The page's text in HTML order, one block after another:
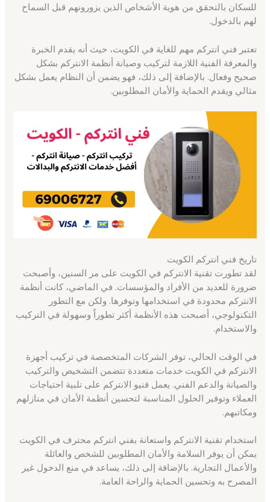
للسكان بالتحقق من هوية الأشخاص الذين يزورونهم قبل السماح
لهم بالدخول.
تعتبر فني انتركم مهم للغاية في الكويت، حيث أنه يقدم الخبرة
والمعرفة الفنية اللازمة لتركيب وصيانة أنظمة الانتركم بشكل
صحيح وفعال. بالإضافة إلى ذلك، فهو يضمن أن النظام يعمل بشكل
مثالي ويقدم الحماية والأمان المطلوبين.
تاريخ فني انتركم الكويت
لقد تطورت تقنية الانتركم في الكويت على مر السنين، وأصبحت
ضرورة للعديد من الأفراد والمؤسسات. في الماضي، كانت أنظمة
الانتركم محدودة في استخدامها وتوفرها. ولكن مع التطور
التكنولوجي، أصبحت هذه الأنظمة أكثر تطوراً وسهولة في التركيب
والاستخدام.
في الوقت الحالي، توفر الشركات المتخصصة في تركيب أجهزة
الانتركم في الكويت خدمات متعددة تتضمن التشخيص والتركيب
والصيانة والدعم الفني. يعمل فنيو الانتركم على تلبية احتياجات
العملاء وتوفير الحلول المناسبة لتحسين أنظمة الأمان في منازلهم
ومكاتبهم.
استخدام تقنية الانتركم واستعانة بفني انتركم محترف في الكويت
يمكن أن يوفر السلامة والأمان المطلوبين للشخص والعائلة
والأعمال التجارية. بالإضافة إلى ذلك، يساعد في منع الدخول غير
المصرح به وتحسين الحماية والراحة العامة.